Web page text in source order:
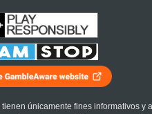
tienen únicamente fines informativos y